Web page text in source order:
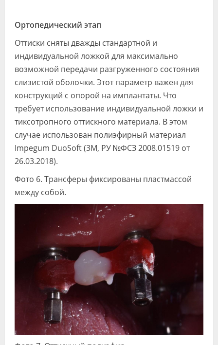
Ортопедический этап
Оттиски сняты дважды стандартной и
индивидуальной ложкой для максимально
возможной передачи разгруженного состояния
слизистой оболочки. Этот параметр важен для
конструкций с опорой на имплантаты. Что
требует использование индивидуальной ложки и
тиксотропного оттискного материала. В этом
случае использован полиэфирный материал
Impegum DuoSoft (3М, РУ №ФСЗ 2008.01519 от
26.03.2018).
Фото 6. Трансферы фиксированы пластмассой
между собой.